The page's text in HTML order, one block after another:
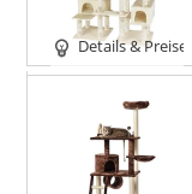
Details & Preise